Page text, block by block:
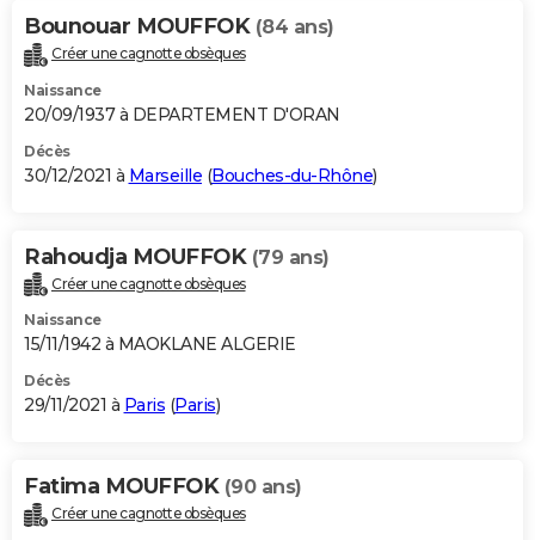
Bounouar MOUFFOK (84 ans)
Créer une cagnotte obsèques
Naissance
20/09/1937 à DEPARTEMENT D'ORAN
Décès
30/12/2021 à Marseille (Bouches-du-Rhône)
Rahoudja MOUFFOK (79 ans)
Créer une cagnotte obsèques
Naissance
15/11/1942 à MAOKLANE ALGERIE
Décès
29/11/2021 à Paris (Paris)
Fatima MOUFFOK (90 ans)
Créer une cagnotte obsèques